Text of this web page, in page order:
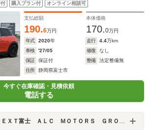
購入プラン付 オンライン相談可
支払総額
190.6万円
本体価格
170.0万円
年式
2020年 走行 4.4万km
車検
'27/05 修復
なし
保証
保証付 整備
法定整備無
住所
静岡県富士市
今すぐ在庫確認・見積依頼
電話する
ＸＴ富士 ＡＬＣ ＭＯＴＯＲＳ ＧＲＯＵＰ